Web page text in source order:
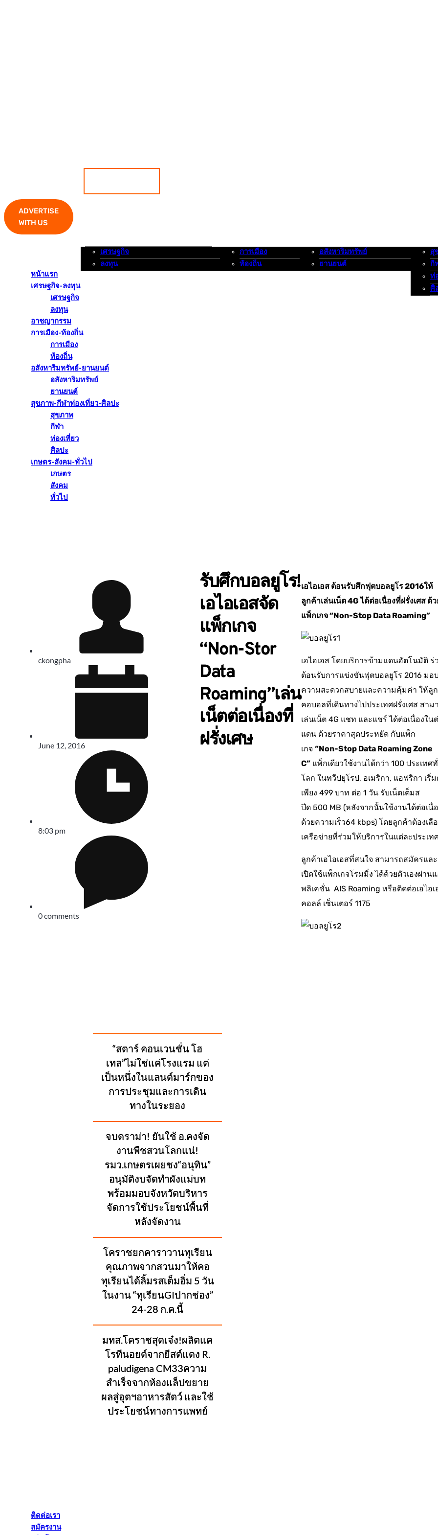
ADVERTISE
WITH US
เศรษฐกิจ-ลงทุน
เศรษฐกิจ
ลงทุน
การเมือง-ท้องถิ่น
การเมือง
ท้องถิ่น
อสังหาริมทรัพย์-ยานยนต์
อสังหาริมทรัพย์
ยานยนต์
สุขภ
สุ
กี
ท่
ศิ
หน้าแรก
เศรษฐกิจ-ลงทุน
เศรษฐกิจ
ลงทุน
อาชญากรรม
การเมือง-ท้องถิ่น
การเมือง
ท้องถิ่น
อสังหาริมทรัพย์-ยานยนต์
อสังหาริมทรัพย์
ยานยนต์
สุขภาพ-กีฬาท่องเที่ยว-ศิลปะ
สุขภาพ
กีฬา
ท่องเที่ยว
ศิลปะ
เกษตร-สังคม-ทั่วไป
เกษตร
สังคม
ทั่วไป
ckongpha
June 12, 2016
8:03 pm
0 comments
รับศึกบอลยูโร!
เอไอเอสจัด
แพ็กเกจ
“Non-Stor
Data
Roaming”เล่น
เน็ตต่อเนื่องที่
ฝรั่งเศษ
เอไอเอส ต้อนรับศึกฟุตบอลยูโร2016ให้
ลูกค้าเล่นเน็ต4G ได้ต่อเนื่องที่ฝรั่งเศส ด้ว
แพ็กเกจ“Non-Stop Data Roaming”
เอไอเอส โดยบริการข้ามแดนอัตโนมัติ ร่
ต้อนรับการแข่งขันฟุตบอลยูโร 2016 มอ
ความสะดวกสบายและความคุ้มค่า ให้ลู
คอบอลที่เดินทางไปประเทศฝรั่งเศส สาม
เล่นเน็ต 4G แชท และแชร์ ได้ต่อเนื่องใน
แดน ด้วยราคาสุดประหยัด กับแพ็ก
เกจ “Non-Stop Data Roaming Zone
C”แพ็กเดียวใช้งานได้กว่า 100 ประเทศ
โลก ในทวีปยุโรป, อเมริกา, แอฟริกา เริ่
เพียง 499 บาท ต่อ 1 วัน รับเน็ตเต็มส
ปีด 500 MB (หลังจากนั้นใช้งานได้ต่อเนื่
ด้วยความเร็ว64 kbps) โดยลูกค้าต้องเลื
เครือข่ายที่ร่วมให้บริการในแต่ละประเท
ลูกค้าเอไอเอสที่สนใจ สามารถสมัครและ
เปิดใช้แพ็กเกจโรมมิ่ง ได้ด้วยตัวเองผ่าน
พลิเคชั่น AIS Roaming หรือติดต่อเอไอเ
คอลล์ เซ็นเตอร์ 1175
“สตาร์ คอนเวนชั่น โฮ
เทล”ไม่ใช่แค่โรงแรม แต่
เป็นหนึ่งในแลนด์มาร์กของ
การประชุมและการเดิน
ทางในระยอง
จบดราม่า! ยันใช้ อ.คงจัด
งานพืชสวนโลกแน่!
รมว.เกษตรเผยชง“อนุทิน”
อนุมัติงบจัดทำผังแม่บท
พร้อมมอบจังหวัดบริหาร
จัดการใช้ประโยชน์พื้นที่
หลังจัดงาน
โคราชยกคาราวานทุเรียน
คุณภาพจากสวนมาให้คอ
ทุเรียนได้ลิ้มรสเต็มอิ่ม 5 วัน
ในงาน “ทุเรียนGIปากช่อง”
24-28 ก.ค.นี้
มทส.โคราชสุดเจ๋ง!ผลิตแค
โรทีนอยด์จากยีสต์แดง R.
paludigena CM33ความ
สำเร็จจากห้องแล็ปขยาย
ผลสู่อุตฯอาหารสัตว์ และใช้
ประโยชน์ทางการแพทย์
ติดต่อเรา
สมัครงาน